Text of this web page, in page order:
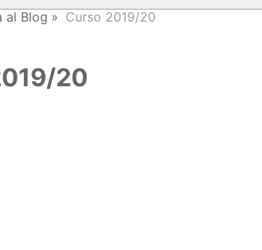
al Blog
Curso 2019/20
20